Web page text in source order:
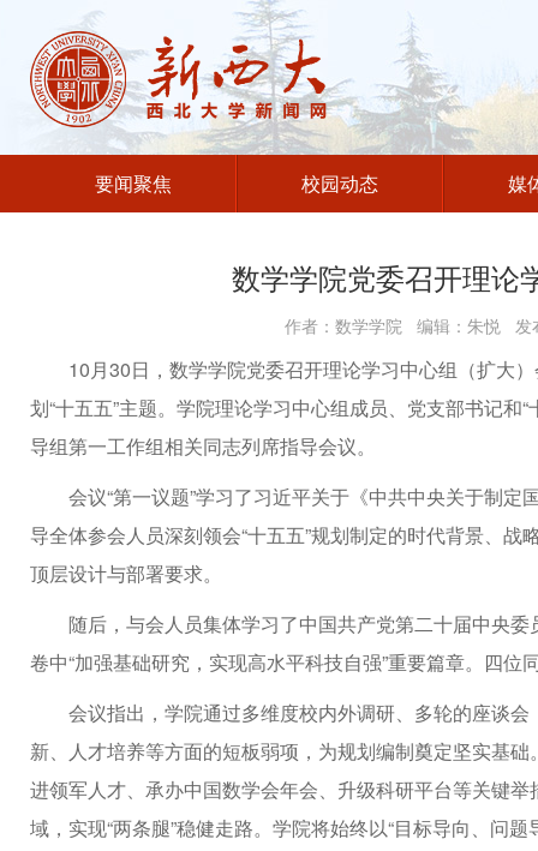
要闻聚焦 校园动态 媒
数学学院党委召开理论
作者：数学学院 编辑：朱悦
10月30日，数学学院党委召开理论学习中心组（扩大
划“十五五”主题。学院理论学习中心组成员、党支部书记
导组第一工作组相关同志列席指导会议。
会议“第一议题”学习了习近平关于《中共中央关于制
导全体参会人员深刻领会“十五五”规划制定的时代背景、
顶层设计与部署要求。
随后，与会人员集体学习了中国共产党第二十届中央
卷中“加强基础研究，实现高水平科技自强”重要篇章。四
会议指出，学院通过多维度校内外调研、多轮的座谈
新、人才培养等方面的短板弱项，为规划编制奠定坚实基
进领军人才、承办中国数学会年会、升级科研平台等关键
域，实现“两条腿”稳健走路。学院将始终以“目标导向、问